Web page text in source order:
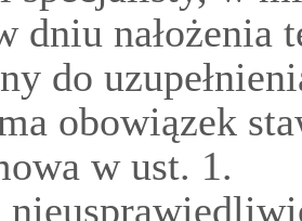
dniu nałożenia
do
obowiązek
w ust. 1.